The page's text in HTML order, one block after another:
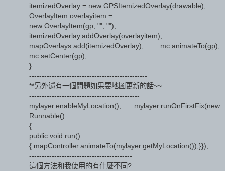
itemizedOverlay = new GPSItemizedOverlay(drawable);
OverlayItem overlayitem =
new OverlayItem(gp, "", "");
itemizedOverlay.addOverlay(overlayitem);
mapOverlays.add(itemizedOverlay); mc.animateTo(gp);
mc.setCenter(gp);
}
-----------------------------------------------
**另外還有一個問題如果要地圖更新的話~~
--------------------------------------------
mylayer.enableMyLocation(); mylayer.runOnFirstFix(new
Runnable()
{
public void run()
{ mapController.animateTo(mylayer.getMyLocation());}});
-----------------------------------------
這個方法和我使用的有什麼不同?